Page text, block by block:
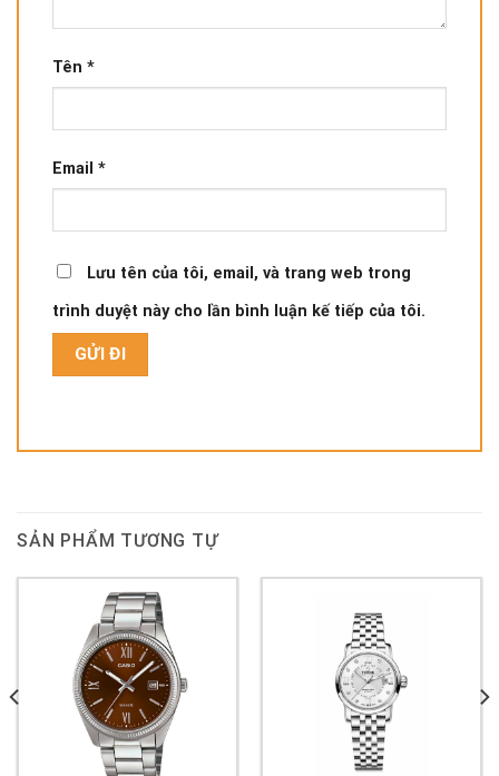
Tên *
Email *
Lưu tên của tôi, email, và trang web trong
trình duyệt này cho lần bình luận kế tiếp của tôi.
SẢN PHẨM TƯƠNG TỰ